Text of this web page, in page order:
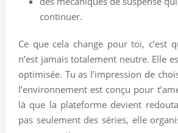
continuer.
Ce que cela change pour toi, c’est
n’est jamais totalement neutre. Elle
optimisée. Tu as l’impression de
l’environnement est conçu pour
là que la plateforme devient
pas seulement des séries, elle